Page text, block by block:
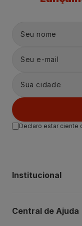
Declaro estar ciente
Institucional
Central de Ajuda